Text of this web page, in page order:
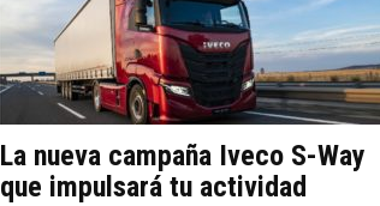
La nueva campaña Iveco S-Way
que impulsará tu actividad